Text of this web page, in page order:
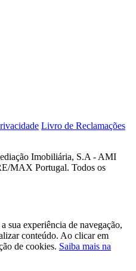
Livro de Reclamações
Imobiliária, S.A - AMI
MAX Portugal. Todos os
sua experiência de navegação,
conteúdo. Ao clicar em
de cookies. Saiba mais na